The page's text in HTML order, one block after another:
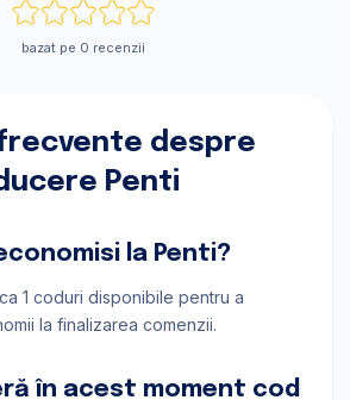
bazat pe 0 recenzii
despre
Penti
la Penti?
1 coduri disponibile pentru a
la finalizarea comenzii.
în acest moment cod